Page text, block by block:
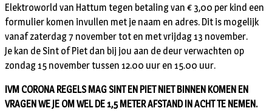
Elektroworld van Hattum tegen betaling van € 3,00 per kind een
formulier komen invullen met je naam en adres. Dit is mogelijk
vanaf zaterdag 7 november tot en met vrijdag 13 november.
Je kan de Sint of Piet dan bij jou aan de deur verwachten op
zondag 15 november tussen 12.00 uur en 15.00 uur.
IVM CORONA REGELS MAG SINT EN PIET NIET BINNEN KOMEN EN
VRAGEN WE JE OM WEL DE 1,5 METER AFSTAND IN ACHT TE NEMEN.